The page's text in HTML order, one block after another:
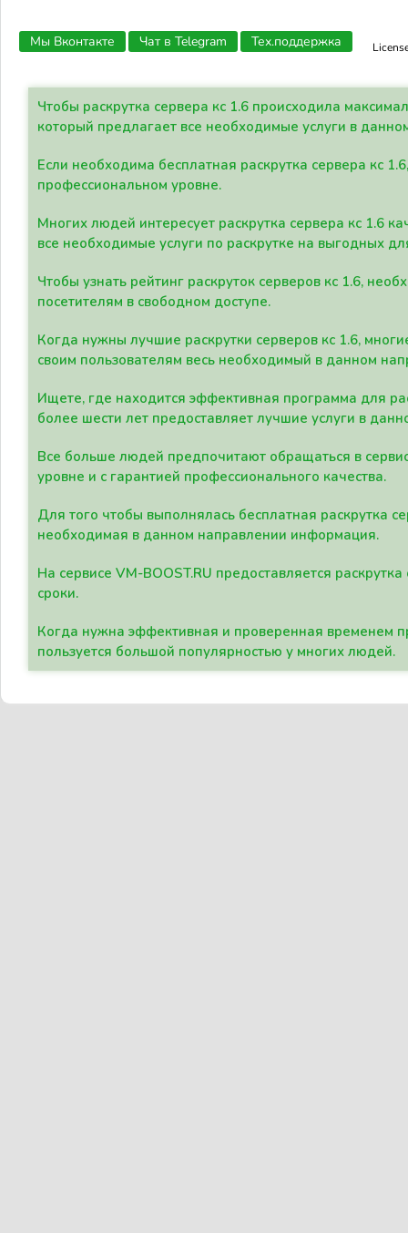
Мы Вконтакте Чат в Telegram Тех.поддержка
Чтобы раскрутка сервера кс 1.6 происходила
который предлагает все необходимые услуги в
Если необходима бесплатная раскрутка сервера кс
профессиональном уровне.
Многих людей интересует раскрутка сервера кс 1.6
все необходимые услуги по раскрутке на выгодных
Чтобы узнать рейтинг раскруток серверов кс 1.6,
посетителям в свободном доступе.
Когда нужны лучшие раскрутки серверов кс 1.6,
своим пользователям весь необходимый в данном
Ищете, где находится эффективная программа для
более шести лет предоставляет лучшие услуги в
Все больше людей предпочитают обращаться в
уровне и с гарантией профессионального качества.
Для того чтобы выполнялась бесплатная раскрутка
необходимая в данном направлении информация.
На сервисе VM-BOOST.RU предоставляется
сроки.
Когда нужна эффективная и проверенная временем
пользуется большой популярностью у многих людей.